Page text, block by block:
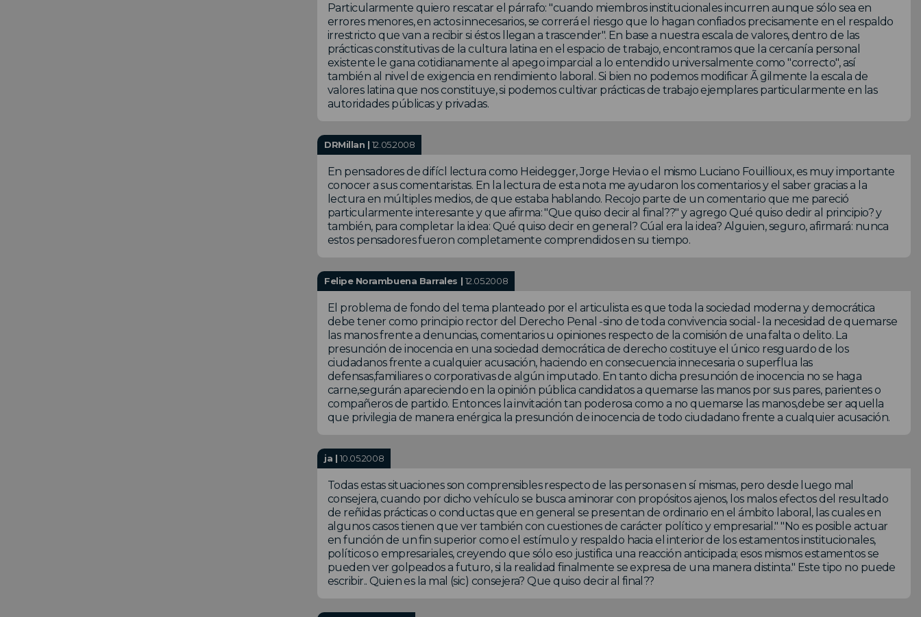
Particularmente quiero rescatar el párrafo: "cuando miembros institucionales incurren aunque sólo sea en
errores menores, en actos innecesarios, se correrá el riesgo que lo hagan confiados precisamente en el respaldo
irrestricto que van a recibir si éstos llegan a trascender". En base a nuestra escala de valores, dentro de las
prácticas constitutivas de la cultura latina en el espacio de trabajo, encontramos que la cercanía personal
existente le gana cotidianamente al apego imparcial a lo entendido universalmente como "correcto", así
también al nivel de exigencia en rendimiento laboral. Si bien no podemos modificar Ã gilmente la escala de
valores latina que nos constituye, si podemos cultivar prácticas de trabajo ejemplares particularmente en las
autoridades públicas y privadas.
DRMillan | 12.05.2008
En pensadores de difícl lectura como Heidegger, Jorge Hevia o el mismo Luciano Fouillioux, es muy importante
conocer a sus comentaristas. En la lectura de esta nota me ayudaron los comentarios y el saber gracias a la
lectura en múltiples medios, de que estaba hablando. Recojo parte de un comentario que me pareció
particularmente interesante y que afirma: "Que quiso decir al final??" y agrego Qué quiso dedir al principio? y
también, para completar la idea: Qué quiso decir en general? Cúal era la idea? Alguien, seguro, afirmará: nunca
estos pensadores fueron completamente comprendidos en su tiempo.
Felipe Norambuena Barrales | 12.05.2008
El problema de fondo del tema planteado por el articulista es que toda la sociedad moderna y democrática
debe tener como principio rector del Derecho Penal -sino de toda convivencia social- la necesidad de quemarse
las manos frente a denuncias, comentarios u opiniones respecto de la comisión de una falta o delito. La
presunción de inocencia en una sociedad democrática de derecho costituye el único resguardo de los
ciudadanos frente a cualquier acusación, haciendo en consecuencia innecesaria o superflua las
defensas,familiares o corporativas de algún imputado. En tanto dicha presunción de inocencia no se haga
carne,segurán apareciendo en la opinión pública candidatos a quemarse las manos por sus pares, parientes o
compañeros de partido. Entonces la invitación tan poderosa como a no quemarse las manos,debe ser aquella
que privilegia de manera enérgica la presunción de inocencia de todo ciudadano frente a cualquier acusación.
ja | 10.05.2008
Todas estas situaciones son comprensibles respecto de las personas en sí mismas, pero desde luego mal
consejera, cuando por dicho vehículo se busca aminorar con propósitos ajenos, los malos efectos del resultado
de reñidas prácticas o conductas que en general se presentan de ordinario en el ámbito laboral, las cuales en
algunos casos tienen que ver también con cuestiones de carácter político y empresarial." "No es posible actuar
en función de un fin superior como el estímulo y respaldo hacia el interior de los estamentos institucionales,
políticos o empresariales, creyendo que sólo eso justifica una reacción anticipada; esos mismos estamentos se
pueden ver golpeados a futuro, si la realidad finalmente se expresa de una manera distinta." Este tipo no puede
escribir.. Quien es la mal (sic) consejera? Que quiso decir al final??